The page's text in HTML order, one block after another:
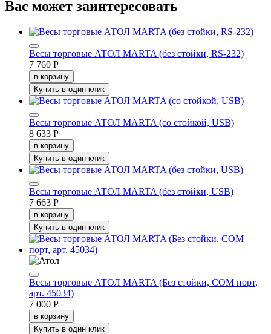
Вас может заинтересовать
Весы торговые АТОЛ MARTA (без стойки, RS-232)
7 760 Р
в корзину
Купить в один клик
Весы торговые АТОЛ MARTA (со стойкой, USB)
8 633 Р
в корзину
Купить в один клик
Весы торговые АТОЛ MARTA (без стойки, USB)
7 663 Р
в корзину
Купить в один клик
Весы торговые АТОЛ MARTA (Без стойки, СОМ порт,
арт. 45034)
7 000 Р
в корзину
Купить в один клик